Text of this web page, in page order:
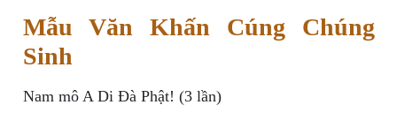
Mẫu Văn Khấn Cúng Chúng
Sinh
Nam mô A Di Đà Phật! (3 lần)